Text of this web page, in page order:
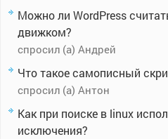
Можно ли WordPress
движком?
спросил (а) Андрей
Что такое самописный
спросил (а) Антон
Как при поиске в linux
исключения?